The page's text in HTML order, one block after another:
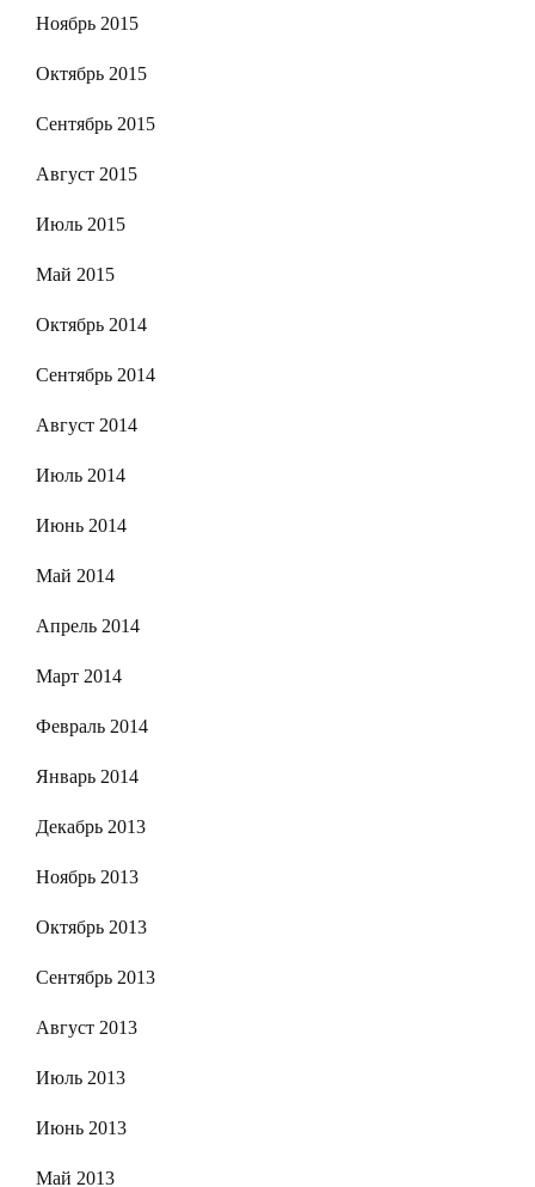
Ноябрь 2015
Октябрь 2015
Сентябрь 2015
Август 2015
Июль 2015
Май 2015
Октябрь 2014
Сентябрь 2014
Август 2014
Июль 2014
Июнь 2014
Май 2014
Апрель 2014
Март 2014
Февраль 2014
Январь 2014
Декабрь 2013
Ноябрь 2013
Октябрь 2013
Сентябрь 2013
Август 2013
Июль 2013
Июнь 2013
Май 2013